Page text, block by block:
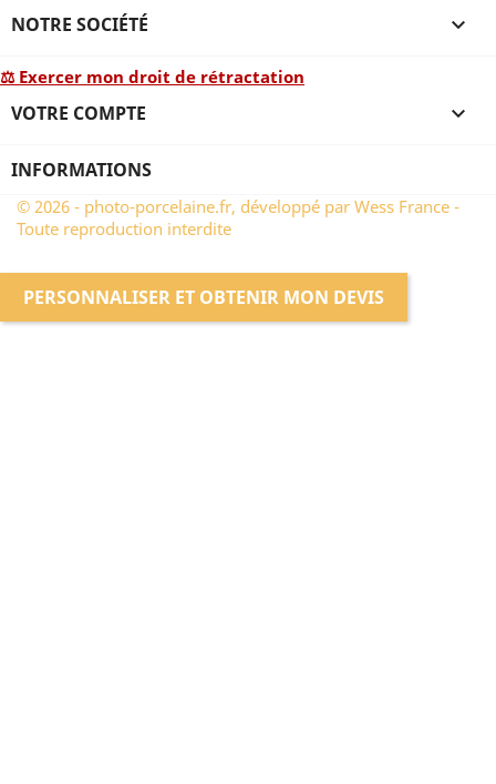
NOTRE SOCIÉTÉ 
⚖ Exercer mon droit de rétractation
VOTRE COMPTE 
INFORMATIONS
© 2026 - photo-porcelaine.fr, développé par Wess France -
Toute reproduction interdite
PERSONNALISER ET OBTENIR MON DEVIS